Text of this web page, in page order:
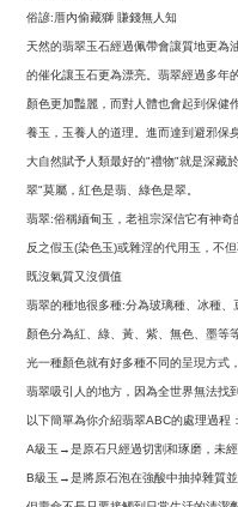
俗諺:厝內偷藏獅 賺錢無人知
天然的翡翠玉石經過佩帶會讓質地更為
的催化讓玉石更為漂亮。翡翠經過多年
顏色更加豔麗，而對人體也會起到保健
養玉，玉養人的道理。進而達到避邪保
大自然賦予人類最好的"禮物"就是深藏
翠"莫屬，紅色是翡、綠色是翠。
翡翠:俗稱緬甸玉，老祖宗深信它有神奇
反之假玉(染色玉)或雜淫的代用玉，不
既沒氣質又沒價值
翡翠的種地很多種:分為玻璃種、冰種、
顏色分為紅、綠、黃、紫、無色、墨等
光一種顏色就有好多種不同的呈現方式
翡翠吸引人的地方，因為全世界無法找
以下簡單為你介紹翡翠ABC的處理過程：
A級玉 →是原石只經過切割和琢磨，未
B級玉 →是將原石泡在強酸中抽掉雜質